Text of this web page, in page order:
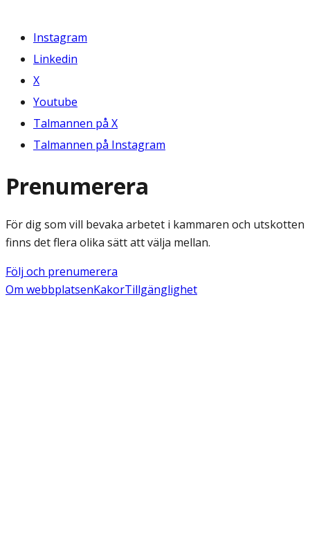
Instagram
Linkedin
X
Youtube
Talmannen på X
Talmannen på Instagram
Prenumerera
För dig som vill bevaka arbetet i kammaren och utskotten
finns det flera olika sätt att välja mellan.
Följ och prenumerera
Om webbplatsenKakorTillgänglighet